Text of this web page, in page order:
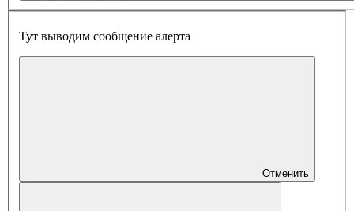
Тут выводим сообщение алерта
Отменить